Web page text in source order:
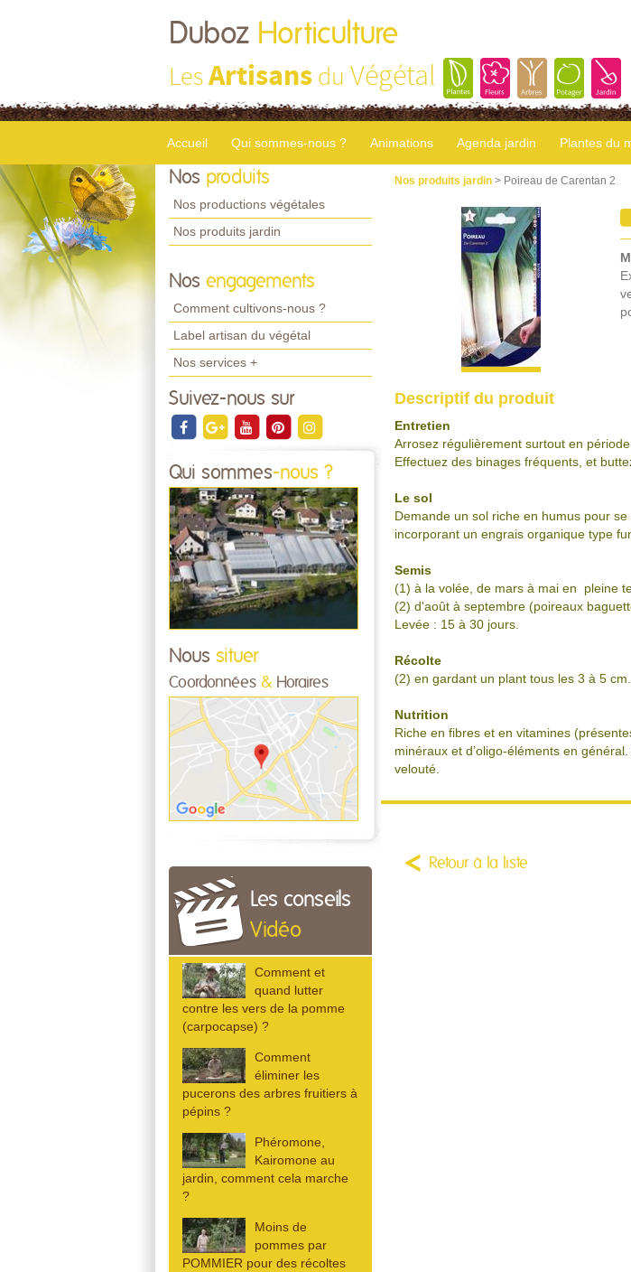
Duboz Horticulture
LesArtisans du Végétal
Accueil Qui sommes-nous ? Animations Agenda jardin Plantes du
Nos produits
Nos productions végétales
Nos produits jardin
Nos engagements
Comment cultivons-nous ?
Label artisan du végétal
Nos services +
Suivez-nous sur
Qui sommes-nous ?
Nous situer
Coordonnées & Horaires
Les conseils
Vidéo
Comment et
quand lutter
contre les vers de la pomme
(carpocapse) ?
Comment
éliminer les
pucerons des arbres fruitiers à
pépins ?
Phéromone,
Kairomone au
jardin, comment cela marche
?
Moins de
pommes par
POMMIER pour des récoltes
Nos produits jardin > Poireau de Carentan 2
Descriptif du produit
Entretien
Arrosez régulièrement surtout en
Effectuez des binages fréquents, et
Le sol
Demande un sol riche en humus pour
incorporant un engrais organique type
Semis
(1) à la volée, de mars à mai en pleine
(2) d'août à septembre (poireaux
Levée : 15 à 30 jours.
Récolte
(2) en gardant un plant tous les 3 à 5 cm.
Nutrition
Riche en fibres et en vitamines
minéraux et d’oligo-éléments en
velouté.
Retour à la liste